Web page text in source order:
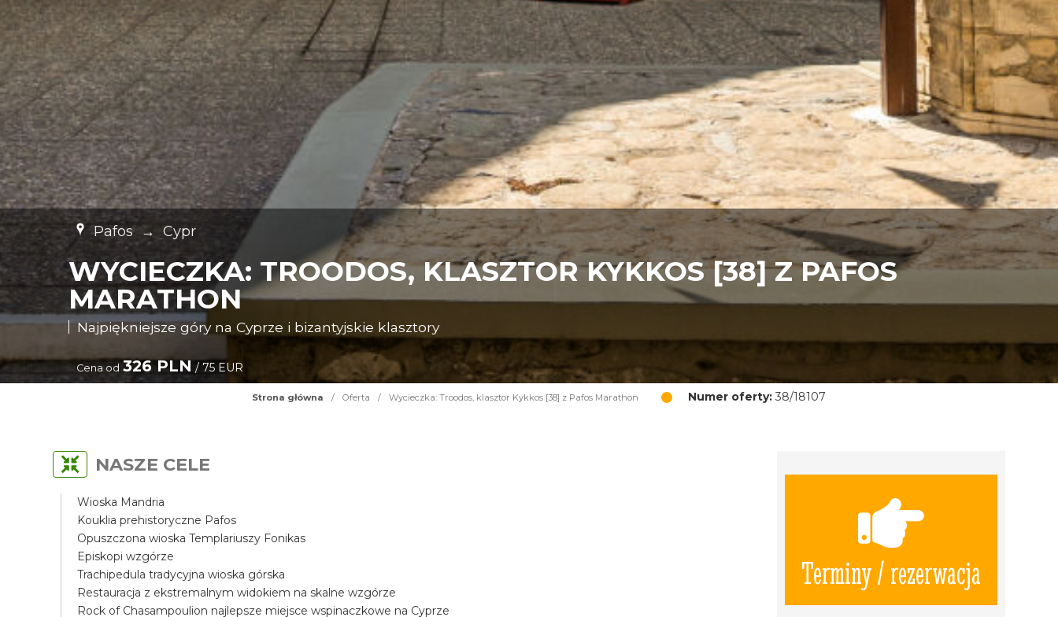
Pafos → Cypr
WYCIECZKA: TROODOS, KLASZTOR KYKKOS [38] Z PAFOS
MARATHON
Najpiękniejsze góry na Cyprze i bizantyjskie klasztory
Cena od 326 PLN / 75 EUR
Strona główna / Oferta / Wycieczka: Troodos, klasztor Kykkos [38] z Pafos Marathon Numer oferty: 38/18107
Terminy / rezerwacja
NASZE CELE
Wioska Mandria
Kouklia prehistoryczne Pafos
Opuszczona wioska Templariuszy Fonikas
Episkopi wzgórze
Trachipedula tradycyjna wioska górska
Restauracja z ekstremalnym widokiem na skalne wzgórze
Rock of Chasampoulion najlepsze miejsce wspinaczkowe na Cyprze